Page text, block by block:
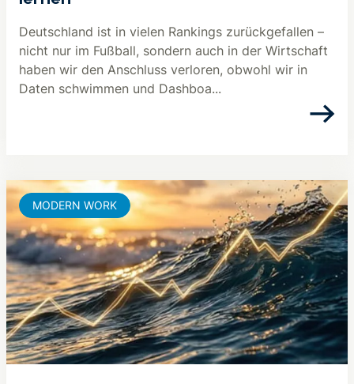
Deutschland ist in vielen Rankings zurückgefallen –
nicht nur im Fußball, sondern auch in der Wirtschaft
haben wir den Anschluss verloren, obwohl wir in
Daten schwimmen und Dashboa...
MODERN WORK